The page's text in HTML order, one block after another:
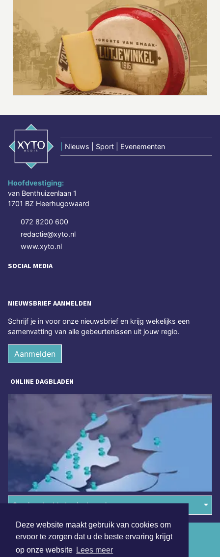
Deze website maakt gebruik van cookies om
ervoor te zorgen dat u de beste ervaring krijgt
op onze website Lees meer
Nieuws | Sport | Evenementen
Hoofdvestiging:
van Benthuizenlaan 1
1701 BZ Heerhugowaard
072 8200 600
redactie@xyto.nl
www.xyto.nl
SOCIAL MEDIA
NIEUWSBRIEF AANMELDEN
Schrijf je in voor onze nieuwsbrief en krijg wekelijks een
samenvatting van alle gebeurtenissen uit jouw regio.
Aanmelden
ONLINE DAGBLADEN
Overige dagbladen in de regio
Algemene voorwaarden
Disclaimer